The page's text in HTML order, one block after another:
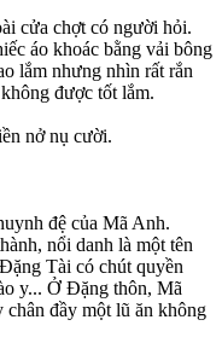
cửa chợt có người hỏi.
áo khoác bằng vải bông
lắm nhưng nhìn rất rắn
được tốt lắm.
nở nụ cười.
đệ của Mã Anh.
nổi danh là một tên
Tài có chút quyền
y... Ở Đặng thôn, Mã
đầy một lũ ăn không